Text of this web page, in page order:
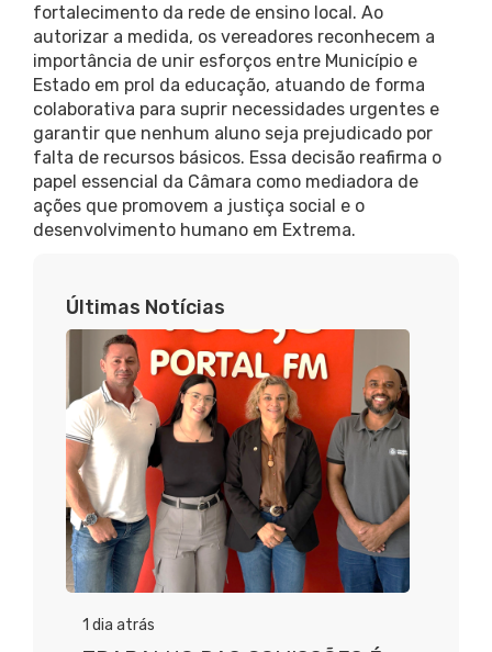
fortalecimento da rede de ensino local. Ao
autorizar a medida, os vereadores reconhecem a
importância de unir esforços entre Município e
Estado em prol da educação, atuando de forma
colaborativa para suprir necessidades urgentes e
garantir que nenhum aluno seja prejudicado por
falta de recursos básicos. Essa decisão reafirma o
papel essencial da Câmara como mediadora de
ações que promovem a justiça social e o
desenvolvimento humano em Extrema.
Últimas Notícias
1 dia atrás